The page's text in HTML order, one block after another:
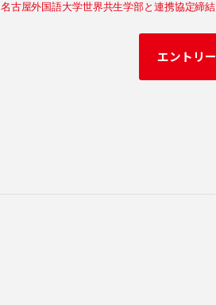
名古屋外国語大学世界共生学部と連携協定締結